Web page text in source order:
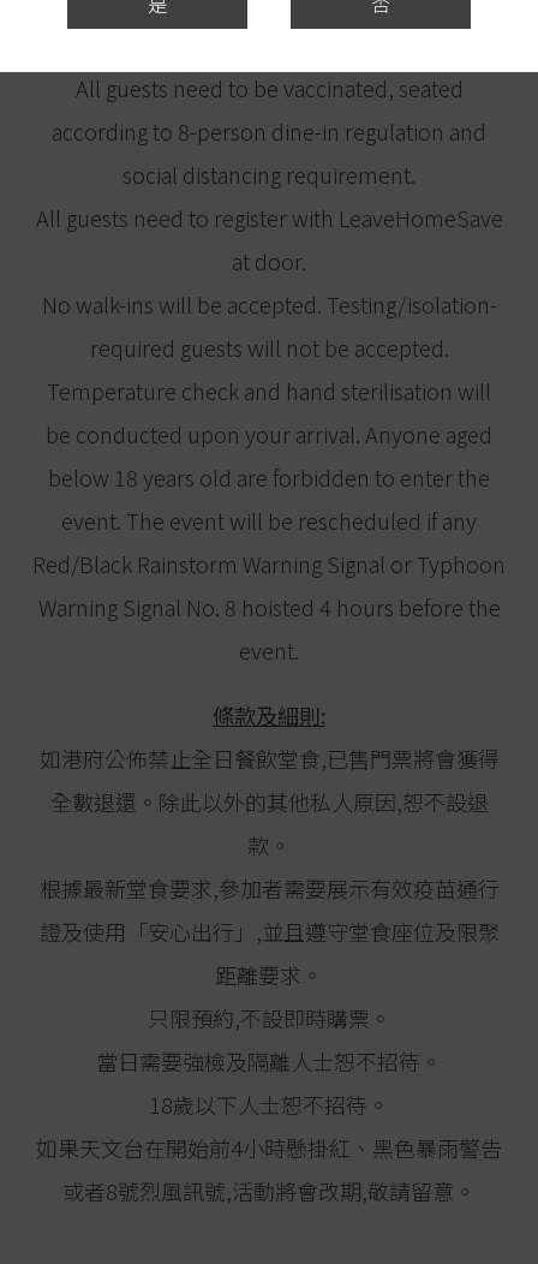
All guests need to be vaccinated, seated
according to 8-person dine-in regulation and
social distancing requirement.
All guests need to register with LeaveHomeSave
at door.
No walk-ins will be accepted. Testing/isolation-
required guests will not be accepted.
Temperature check and hand sterilisation will
be conducted upon your arrival. Anyone aged
below 18 years old are forbidden to enter the
event. The event will be rescheduled if any
Red/Black Rainstorm Warning Signal or Typhoon
Warning Signal No. 8 hoisted 4 hours before the
event.
條款及細則:
如港府公佈禁止全日餐飲堂食,已售門票將會獲得
全數退還。除此以外的其他私人原因,恕不設退
款。
根據最新堂食要求,參加者需要展示有效疫苗通行
證及使用「安心出行」,並且遵守堂食座位及限聚
距離要求。
只限預約,不設即時購票。
當日需要強檢及隔離人士恕不招待。
18歲以下人士恕不招待。
如果天文台在開始前4小時懸掛紅、黑色暴雨警告
或者8號烈風訊號,活動將會改期,敬請留意。